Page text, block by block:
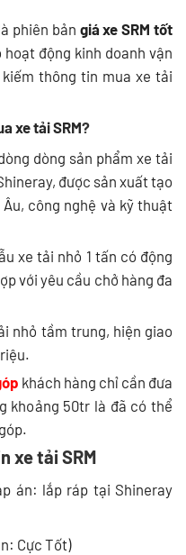
phiên bản giá xe SRM tốt
động kinh doanh vận
thông tin mua xe tải
xe tải SRM?
dòng sản phẩm xe tải
được sản xuất tạo
công nghệ và kỹ thuật
xe tải nhỏ 1 tấn có động
với yêu cầu chở hàng đa
nhỏ tầm trung, hiện giao
khách hàng chỉ cần đưa
khoảng 50tr là đã có thể
xe tải SRM
án: lắp ráp tại Shineray
Cực Tốt)